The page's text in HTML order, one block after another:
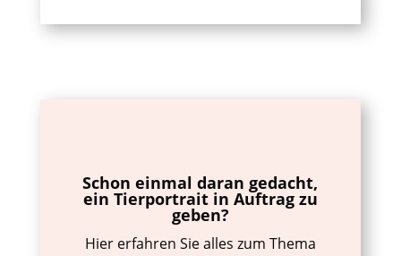
Schon einmal daran gedacht,
ein Tierportrait in Auftrag zu
geben?
Hier erfahren Sie alles zum Thema